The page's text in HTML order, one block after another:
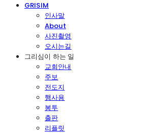
GRISIM
인사말
About
사진촬영
오시는길
그리심이 하는 일
교회안내
주보
전도지
행사용
봉투
출판
리플릿